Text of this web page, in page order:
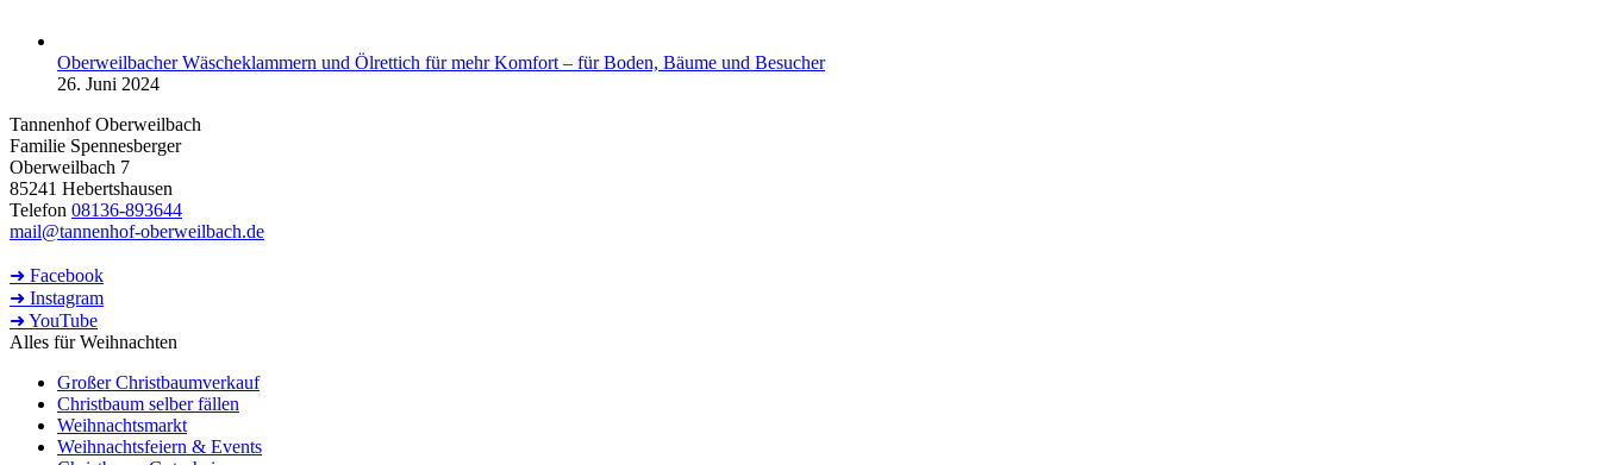
Oberweilbacher Wäscheklammern und Ölrettich für mehr Komfort – für Boden, Bäume und Besucher
26. Juni 2024
Tannenhof Oberweilbach
Familie Spennesberger
Oberweilbach 7
85241 Hebertshausen
Telefon 08136-893644
mail@tannenhof-oberweilbach.de
➜ Facebook
➜ Instagram
➜ YouTube
Alles für Weihnachten
Großer Christbaumverkauf
Christbaum selber fällen
Weihnachtsmarkt
Weihnachtsfeiern & Events